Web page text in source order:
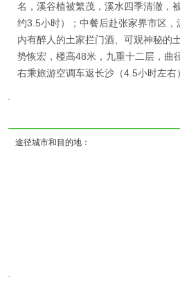
名，溪谷植被繁茂，溪水四季清澈，
约3.5小时）；中餐后赴张家界市区
内有醉人的土家拦门酒、可观神秘的
势恢宏，楼高48米，九重十二层，曲
右乘旅游空调车返长沙（4.5小时左
途径城市和目的地：